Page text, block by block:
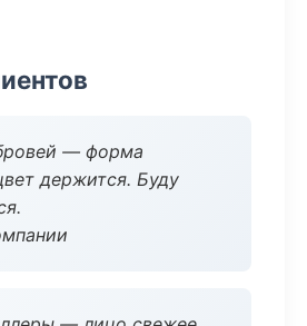
— форма
держится. Буду